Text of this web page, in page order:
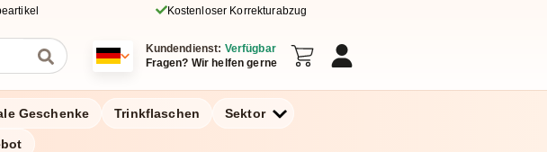
Kostenloser Korrekturabzug
Kundendienst: Verfügbar
Fragen? Wir helfen gerne
Geschenke Trinkflaschen Sektor